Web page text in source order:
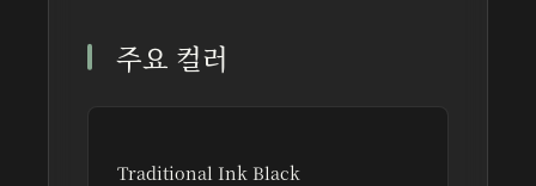
주요 컬러
Traditional Ink Black